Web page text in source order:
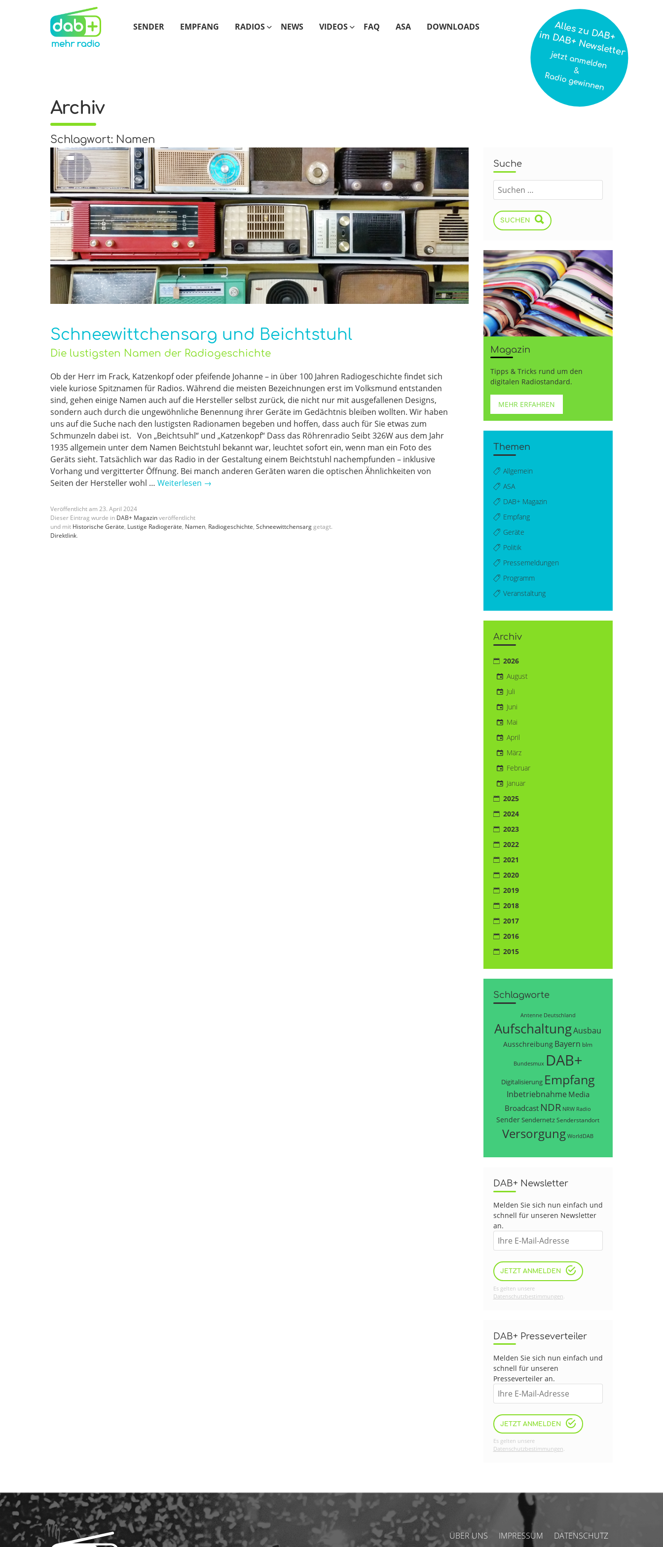
SENDER EMPFANG RADIOS NEWS VIDEOS FAQ ASA DOWNLOADS
Archiv
Schlagwort: Namen
Schneewittchensarg und Beichtstuhl
Die lustigsten Namen der Radiogeschichte
Ob der Herr im Frack, Katzenkopf oder pfeifende Johanne – in über 100 Jahren Radiogeschichte findet sich
viele kuriose Spitznamen für Radios. Während die meisten Bezeichnungen erst im Volksmund entstanden
sind, gehen einige Namen auch auf die Hersteller selbst zurück, die nicht nur mit ausgefallenen Designs,
sondern auch durch die ungewöhnliche Benennung ihrer Geräte im Gedächtnis bleiben wollten. Wir haben
uns auf die Suche nach den lustigsten Radionamen begeben und hoffen, dass auch für Sie etwas zum
Schmunzeln dabei ist. Von „Beichtsuhl“ und „Katzenkopf“ Dass das Röhrenradio Seibt 326W aus dem Jahr
1935 allgemein unter dem Namen Beichtstuhl bekannt war, leuchtet sofort ein, wenn man ein Foto des
Geräts sieht. Tatsächlich war das Radio in der Gestaltung einem Beichtstuhl nachempfunden – inklusive
Vorhang und vergitterter Öffnung. Bei manch anderen Geräten waren die optischen Ähnlichkeiten von
Seiten der Hersteller wohl … Weiterlesen →
Veröffentlicht am 23. April 2024
Dieser Eintrag wurde in DAB+ Magazinveröffentlicht
und mit Historische Geräte, Lustige Radiogeräte, Namen, Radiogeschichte, Schneewittchensarg getagt.
Direktlink.
Suche
SUCHEN
Magazin
Tipps & Tricks rund um den
digitalen Radiostandard.
MEHR ERFAHREN
Themen
Allgemein
ASA
DAB+ Magazin
Empfang
Geräte
Politik
Pressemeldungen
Programm
Veranstaltung
Archiv
2026
August
Juli
Juni
Mai
April
März
Februar
Januar
2025
2024
2023
2022
2021
2020
2019
2018
2017
2016
2015
Schlagworte
Antenne Deutschland
AufschaltungAusbau
Ausschreibung Bayern blm
Bundesmux DAB+
Digitalisierung Empfang
Inbetriebnahme Media
Broadcast NDR NRW Radio
SenderSendernetzSenderstandort
Versorgung WorldDAB
DAB+ Newsletter
Melden Sie sich nun einfach und
schnell für unseren Newsletter
an.
JETZT ANMELDEN
Es gelten unsere
Datenschutzbestimmungen
DAB+ Presseverteiler
Melden Sie sich nun einfach und
schnell für unseren
Presseverteiler an.
JETZT ANMELDEN
Es gelten unsere
Datenschutzbestimmungen.
ÜBER UNS IMPRESSUM DATENSCHUTZ
Alles zu DAB+
im DAB+ Newsletter
jetzt anmelden
&
Radio gewinnen